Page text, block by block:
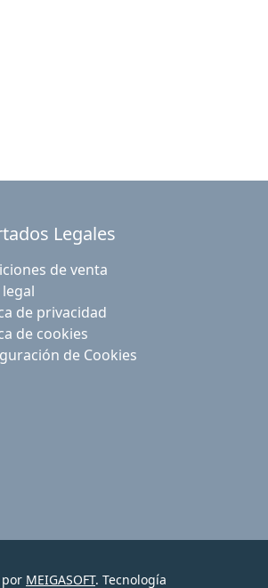
Legales
de venta
de privacidad
de cookies
de Cookies
MEIGASOFT. Tecnología